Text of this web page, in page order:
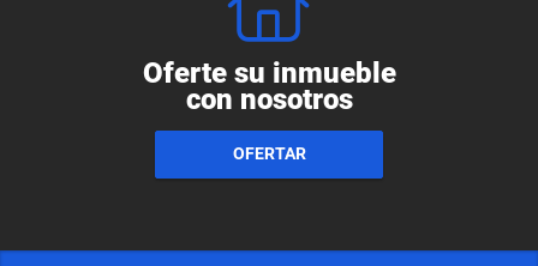
Oferte su inmueble
con nosotros
OFERTAR